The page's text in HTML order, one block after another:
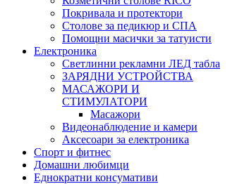
Покривала и протектори
Столове за педикюр и СПА
Помощни масички за татуисти
Електроника
Светлинни рекламни ЛЕД табла
ЗАРЯДНИ УСТРОЙСТВА
МАСАЖОРИ И
СТИМУЛАТОРИ
Масажори
Видеонаблюдение и камери
Аксесоари за електроника
Спорт и фитнес
Домашни любимци
Еднократни консумативи